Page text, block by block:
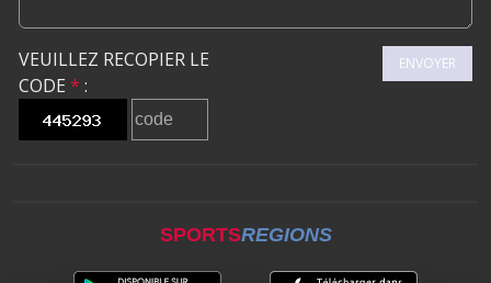
VEUILLEZ RECOPIER LE
CODE * :
ENVOYER
SPORTSREGIONS